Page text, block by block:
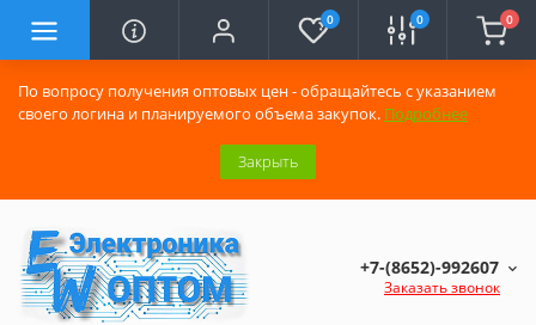
По вопросу получения оптовых цен - обращайтесь с указанием
своего логина и планируемого объема закупок. Подробнее
Закрыть
0 0 0
+7-(8652)-992607
Заказать звонок